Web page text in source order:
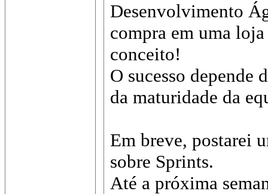
Desenvolvimento
compra em uma
conceito!
O sucesso depende
da maturidade da
Em breve, postarei
sobre Sprints.
Até a próxima